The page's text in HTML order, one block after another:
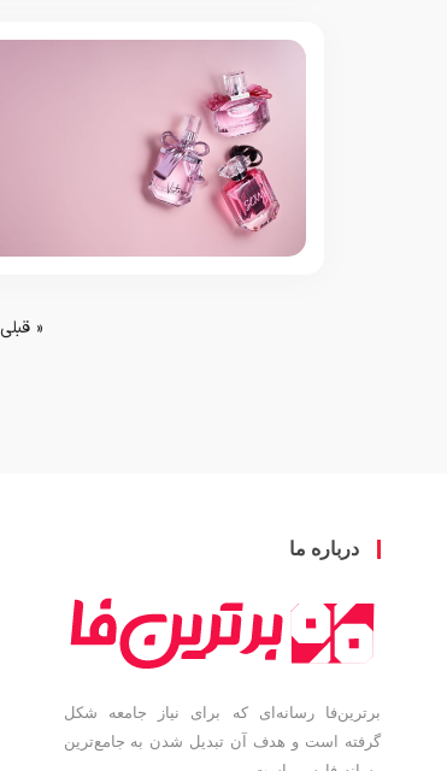
« قبلی
درباره ما
برترین‌فا رسانه‌ای که برای نیاز جامعه شکل
گرفته است و هدف آن تبدیل شدن به جامع‌ترین